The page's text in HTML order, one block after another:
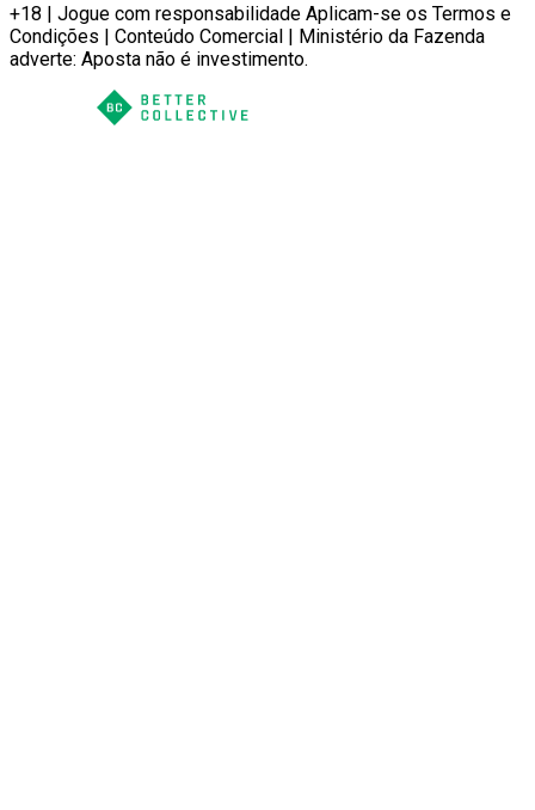
+18 | Jogue com responsabilidade Aplicam-se os Termos e
Condições | Conteúdo Comercial | Ministério da Fazenda
adverte: Aposta não é investimento.